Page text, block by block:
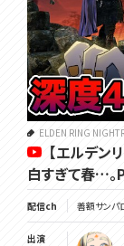
ELDEN RING
【エルデン
白すぎて春…。
配信ch 善額サン
出演